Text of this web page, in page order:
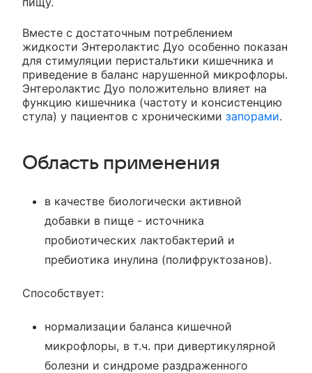
Вместе с достаточным потреблением
жидкости Энтеролактис Дуо особенно показан
для стимуляции перистальтики кишечника и
приведение в баланс нарушенной микрофлоры.
Энтеролактис Дуо положительно влияет на
функцию кишечника (частоту и консистенцию
стула) у пациентов с хроническими запорами.
Область применения
в качестве биологически активной
добавки в пище - источника
пробиотических лактобактерий и
пребиотика инулина (полифруктозанов).
Способствует:
нормализации баланса кишечной
микрофлоры, в т.ч. при дивертикулярной
болезни и синдроме раздраженного